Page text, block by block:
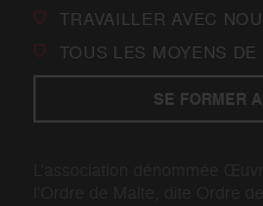
TRAVAILLER AVEC
TOUS LES MOYENS DE
SE FORMER